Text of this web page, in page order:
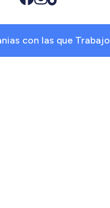
con las que Trabajo